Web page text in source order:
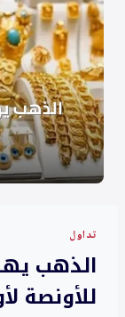
تداول
للأونصة